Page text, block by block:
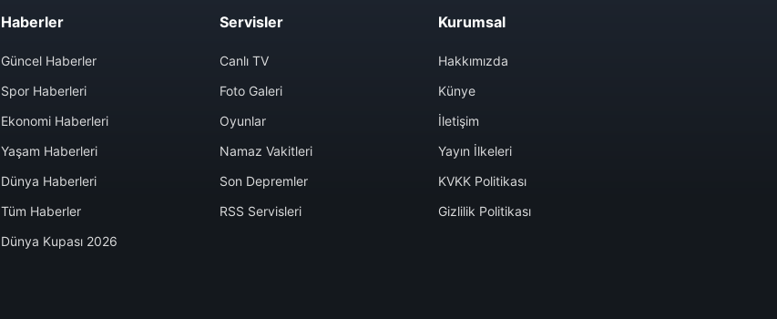
Haberler
Güncel Haberler
Spor Haberleri
Ekonomi Haberleri
Yaşam Haberleri
Dünya Haberleri
Tüm Haberler
Dünya Kupası 2026
Servisler
Canlı TV
Foto Galeri
Oyunlar
Namaz Vakitleri
Son Depremler
RSS Servisleri
Kurumsal
Hakkımızda
Künye
İletişim
Yayın İlkeleri
KVKK Politikası
Gizlilik Politikası